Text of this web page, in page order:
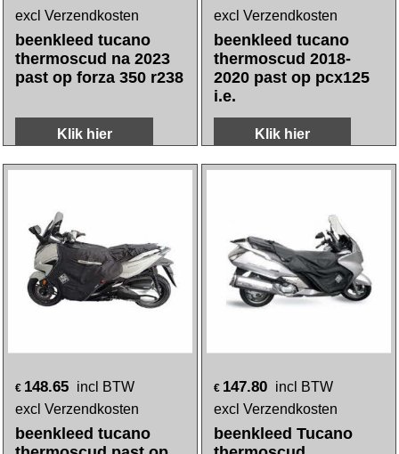
€ 154.55 incl BTW
excl Verzendkosten
thermoscud na 2023
past op forza 350 r238
€ 156.80 incl BTW
excl Verzendkosten
thermoscud 2018-
2020 past op pcx125
i.e.